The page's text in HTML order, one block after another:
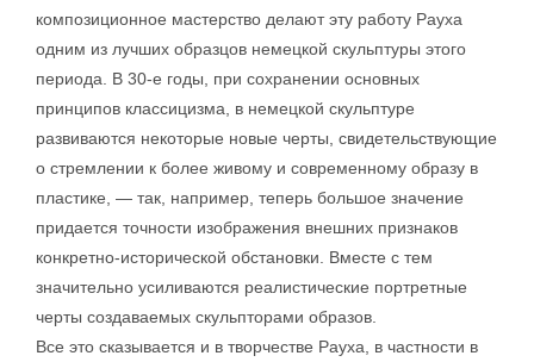
композиционное мастерство делают эту работу Рауха
одним из лучших образцов немецкой скульптуры этого
периода. В 30-е годы, при сохранении основных
принципов классицизма, в немецкой скульптуре
развиваются некоторые новые черты, свидетельствующие
о стремлении к более живому и современному образу в
пластике, — так, например, теперь большое значение
придается точности изображения внешних признаков
конкретно-исторической обстановки. Вместе с тем
значительно усиливаются реалистические портретные
черты создаваемых скульпторами образов.
Все это сказывается и в творчестве Рауха, в частности в